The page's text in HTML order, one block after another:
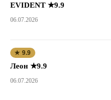
EVIDENT ★9.9
06.07.2026
★ 9.9
Леон ★9.9
06.07.2026